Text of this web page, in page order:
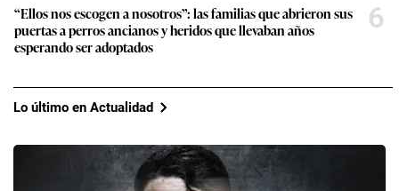
“Ellos nos escogen a nosotros”: las familias que abrieron sus
puertas a perros ancianos y heridos que llevaban años
esperando ser adoptados
6
Lo último en Actualidad